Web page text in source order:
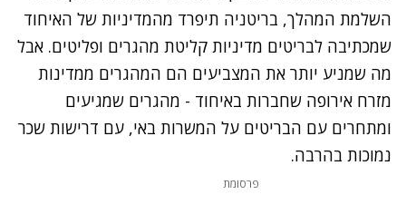
השלמת המהלך, בריטניה תיפרד מהמדיניות של האיחוד
שמכתיבה לבריטים מדיניות קליטת מהגרים ופליטים. אבל
מה שמניע יותר את המצביעים הם המהגרים ממדינות
מזרח אירופה שחברות באיחוד - מהגרים שמגיעים
ומתחרים עם הבריטים על המשרות באי, עם דרישות שכר
נמוכות בהרבה.
פרסומת